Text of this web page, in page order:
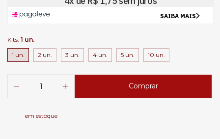
Kits: 1 un.
1 un. 2 un. 3 un. 4 un. 5 un. 10 un.
em estoque